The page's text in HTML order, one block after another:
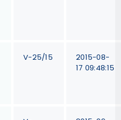
V-25/15
2015-08-
17 09:48:15